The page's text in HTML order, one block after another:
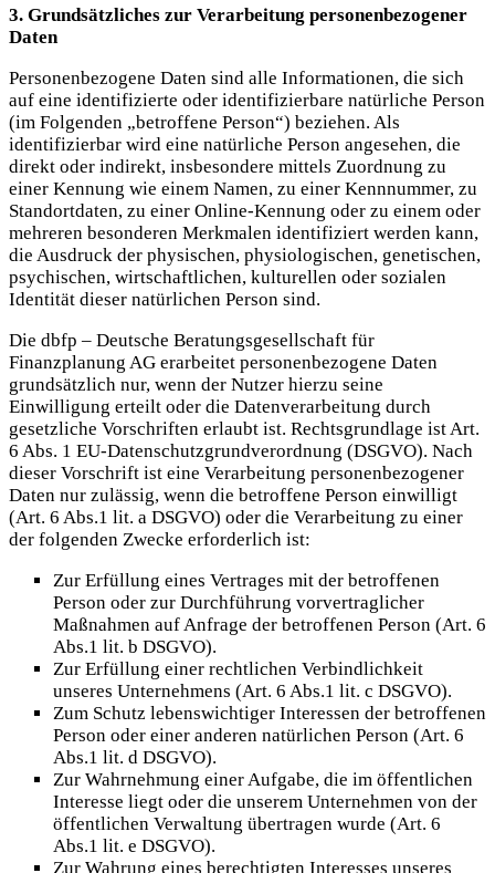
3. Grundsätzliches zur Verarbeitung personenbezogener
Daten
Personenbezogene Daten sind alle Informationen, die sich
auf eine identifizierte oder identifizierbare natürliche Person
(im Folgenden „betroffene Person“) beziehen. Als
identifizierbar wird eine natürliche Person angesehen, die
direkt oder indirekt, insbesondere mittels Zuordnung zu
einer Kennung wie einem Namen, zu einer Kennnummer, zu
Standortdaten, zu einer Online-Kennung oder zu einem oder
mehreren besonderen Merkmalen identifiziert werden kann,
die Ausdruck der physischen, physiologischen, genetischen,
psychischen, wirtschaftlichen, kulturellen oder sozialen
Identität dieser natürlichen Person sind.
Die dbfp – Deutsche Beratungsgesellschaft für
Finanzplanung AG erarbeitet personenbezogene Daten
grundsätzlich nur, wenn der Nutzer hierzu seine
Einwilligung erteilt oder die Datenverarbeitung durch
gesetzliche Vorschriften erlaubt ist. Rechtsgrundlage ist Art.
6 Abs. 1 EU-Datenschutzgrundverordnung (DSGVO). Nach
dieser Vorschrift ist eine Verarbeitung personenbezogener
Daten nur zulässig, wenn die betroffene Person einwilligt
(Art. 6 Abs.1 lit. a DSGVO) oder die Verarbeitung zu einer
der folgenden Zwecke erforderlich ist:
Zur Erfüllung eines Vertrages mit der betroffenen
Person oder zur Durchführung vorvertraglicher
Maßnahmen auf Anfrage der betroffenen Person (Art. 6
Abs.1 lit. b DSGVO).
Zur Erfüllung einer rechtlichen Verbindlichkeit
unseres Unternehmens (Art. 6 Abs.1 lit. c DSGVO).
Zum Schutz lebenswichtiger Interessen der betroffenen
Person oder einer anderen natürlichen Person (Art. 6
Abs.1 lit. d DSGVO).
Zur Wahrnehmung einer Aufgabe, die im öffentlichen
Interesse liegt oder die unserem Unternehmen von der
öffentlichen Verwaltung übertragen wurde (Art. 6
Abs.1 lit. e DSGVO).
Zur Wahrung eines berechtigten Interesses unseres